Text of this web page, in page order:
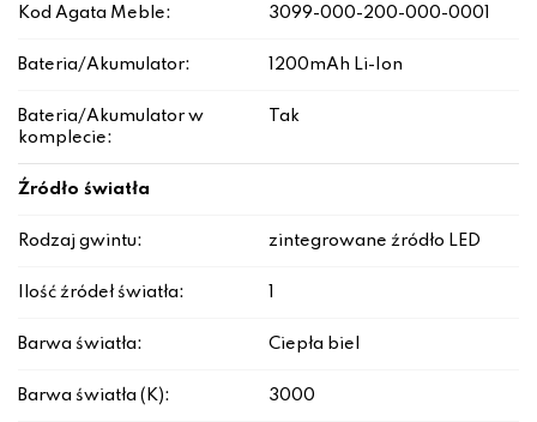
Kod Agata Meble: 3099-000-200-000-0001
Bateria/Akumulator: 1200mAh Li-Ion
Bateria/Akumulator w
komplecie:
Tak
Źródło światła
Rodzaj gwintu: zintegrowane źródło LED
Ilość źródeł światła:
Barwa światła: Ciepła biel
Barwa światła (K): 3000